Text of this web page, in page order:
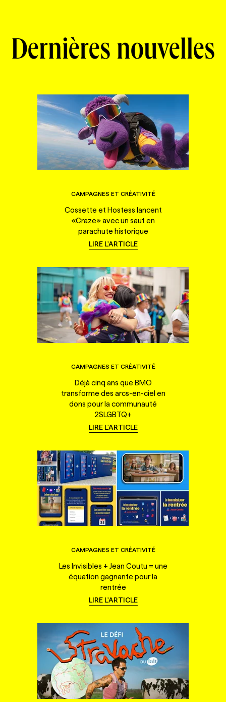
Dernières nouvelles
CAMPAGNES ET CRÉATIVITÉ
Cossette et Hostess lancent
«Craze» avec un saut en
parachute historique
LIRE L'ARTICLE
CAMPAGNES ET CRÉATIVITÉ
Déjà cinq ans que BMO
transforme des arcs-en-ciel en
dons pour la communauté
2SLGBTQ+
LIRE L'ARTICLE
CAMPAGNES ET CRÉATIVITÉ
Les Invisibles + Jean Coutu = une
équation gagnante pour la
rentrée
LIRE L'ARTICLE